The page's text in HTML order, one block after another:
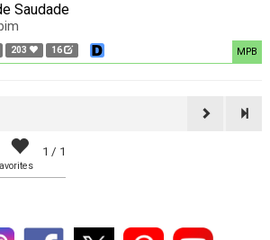
Saudade
203 16 MPB
1 / 1